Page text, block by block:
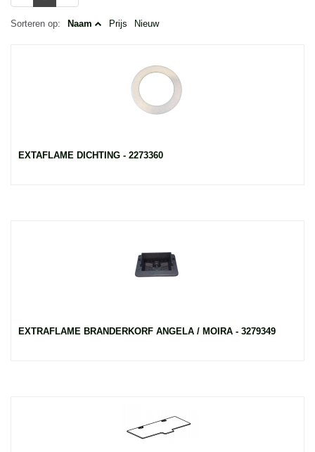
Sorteren op: Naam Prijs Nieuw
EXTAFLAME DICHTING - 2273360
EXTRAFLAME BRANDERKORF ANGELA / MOIRA - 3279349